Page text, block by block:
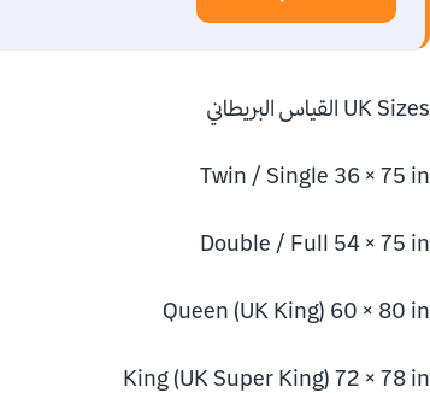
UK Sizes القياس البريطاني
Twin / Single 36 × 75 in
Double / Full 54 × 75 in
Queen (UK King) 60 × 80 in
King (UK Super King) 72 × 78 in